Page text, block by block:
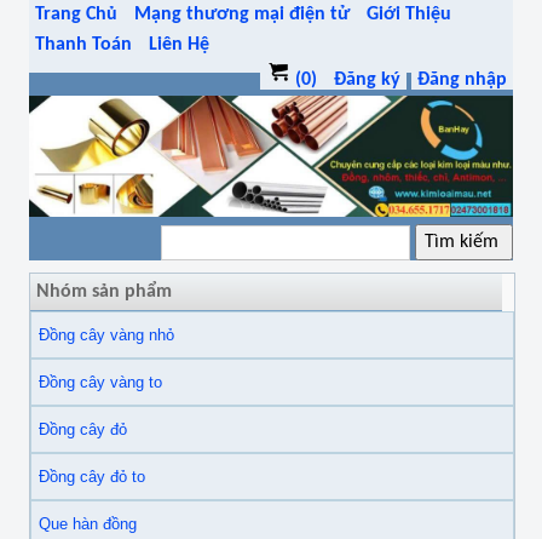
Trang Chủ Mạng thương mại điện tử
Giới Thiệu
Thanh Toán
Liên Hệ
(0)
Đăng ký Đăng nhập
Nhóm sản phẩm
Đồng cây vàng nhỏ
Đồng cây vàng to
Đồng cây đỏ
Đồng cây đỏ to
Que hàn đồng